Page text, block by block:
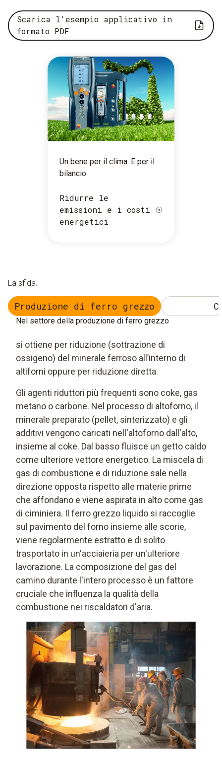
Scarica l'esempio applicativo in
formato PDF
Un bene per il clima. E per il
bilancio.
Ridurre le
emissioni e i costi
energetici
La sfida.
Produzione di ferro grezzo
Nel settore della produzione di ferro grezzo
si ottiene per riduzione (sottrazione di
ossigeno) del minerale ferroso all’interno di
altiforni oppure per riduzione diretta.
Gli agenti riduttori più frequenti sono coke, gas
metano o carbone. Nel processo di altoforno, il
minerale preparato (pellet, sinterizzato) e gli
additivi vengono caricati nell'altoforno dall'alto,
insieme al coke. Dal basso fluisce un getto caldo
come ulteriore vettore energetico. La miscela di
gas di combustione e di riduzione sale nella
direzione opposta rispetto alle materie prime
che affondano e viene aspirata in alto come gas
di ciminiera. Il ferro grezzo liquido si raccoglie
sul pavimento del forno insieme alle scorie,
viene regolarmente estratto e di solito
trasportato in un'acciaieria per un'ulteriore
lavorazione. La composizione del gas del
camino durante l'intero processo è un fattore
cruciale che influenza la qualità della
combustione nei riscaldatori d'aria.